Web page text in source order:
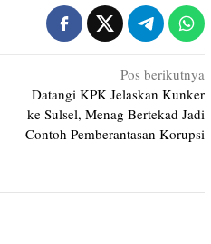
Pos berikutnya
Datangi KPK Jelaskan Kunker
ke Sulsel, Menag Bertekad Jadi
Contoh Pemberantasan Korupsi